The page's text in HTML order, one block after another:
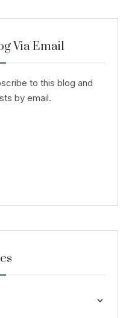
Via Email
to this blog and
by email.